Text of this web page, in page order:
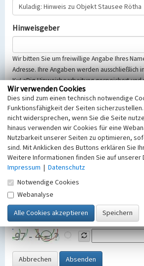
Hinweisgeber
Wir bitten Sie um freiwillige Angabe Ihres
Adresse. Ihre Angaben werden ausschließlich
KuLaDig-Hinweisbearbeitung gespeichert
Selbstverständlich werden diese
Telemediengesetzes, des
dem 25.05.2018 gültigen Europäischen
(EU-DSGVO) vertraulich behandelt, beachten
Hinweise zumDatenschutz
Nachricht
SicherheitsabfrageTragen Sie unten das
Grafik ein
Abbrechen Absenden
Wir verwenden Cookies
Dies sind zum einen technisch notwendige
Funktionsfähigkeit der Seiten
nicht widersprechen, wenn Sie die Seite
hinaus verwenden wir Cookies für eine
Nutzbarkeit unserer Seiten zu optimieren,
sind. Mit Anklicken des Buttons erklären Sie
Weitere Informationen finden Sie auf unserer
Impressum | Datenschutz
Notwendige Cookies
Webanalyse